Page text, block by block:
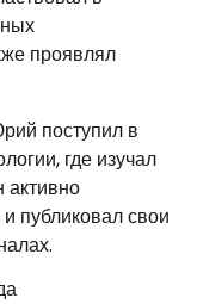
проявлял
поступил в
где изучал
публиковал свои